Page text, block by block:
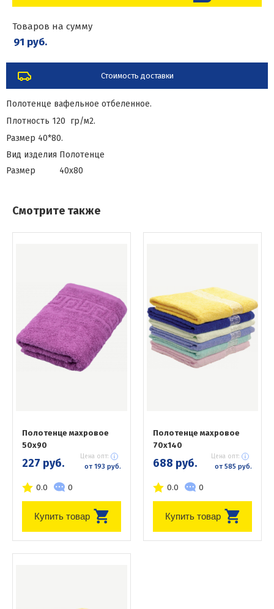
Товаров на сумму
91 руб.
Стоимость доставки
Полотенце вафельное отбеленное.
Плотность 120 гр/м2.
Размер 40*80.
Вид изделия Полотенце
Размер
40х80
Смотрите также
Полотенце махровое
50х90
227 руб. Цена опт:
от 193 руб.
0.0 0
Купить товар
Полотенце махровое
70х140
688 руб. Цена опт:
от 585 руб.
0.0 0
Купить товар